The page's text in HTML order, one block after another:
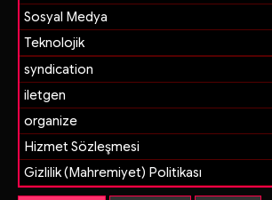
Sosyal Medya
Teknolojik
syndication
iletgen
organize
Hizmet Sözleşmesi
Gizlilik (Mahremiyet) Politikası